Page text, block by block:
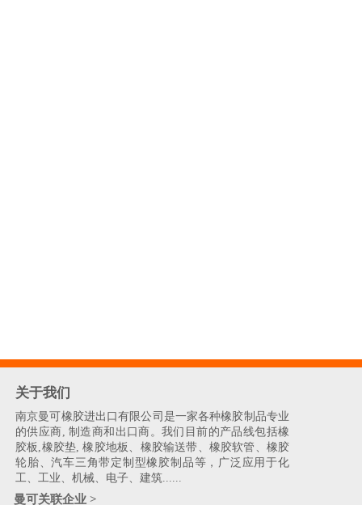
关于我们
南京曼可橡胶进出口有限公司是一家各种橡胶制品专业
的供应商, 制造商和出口商。我们目前的产品线包括橡
胶板,橡胶垫, 橡胶地板、橡胶输送带、橡胶软管、橡胶
轮胎、汽车三角带定制型橡胶制品等，广泛应用于化
工、工业、机械、电子、建筑......
曼可关联企业 >